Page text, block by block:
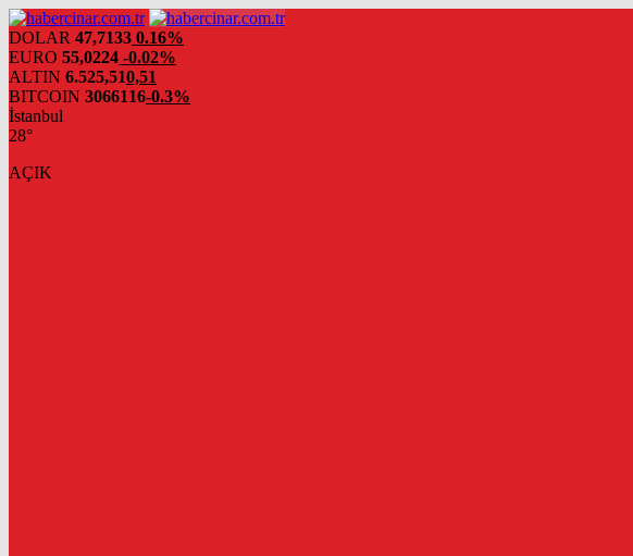
DOLAR 47,7133 0.16%
EURO 55,0224 -0.02%
ALTIN 6.525,510,51
BITCOIN 3066116-0.3%
İstanbul
28°
AÇIK